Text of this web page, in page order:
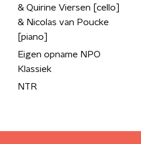
& Quirine Viersen [cello]
& Nicolas van Poucke
[piano]
Eigen opname NPO
Klassiek
NTR